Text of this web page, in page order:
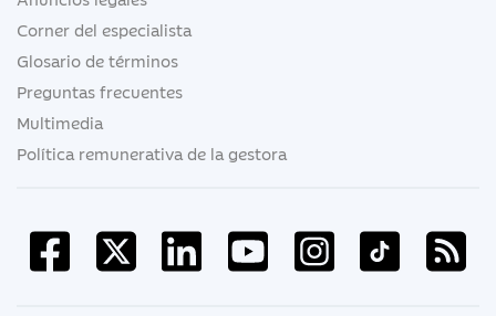
Corner del especialista
Glosario de términos
Preguntas frecuentes
Multimedia
Política remunerativa de la gestora